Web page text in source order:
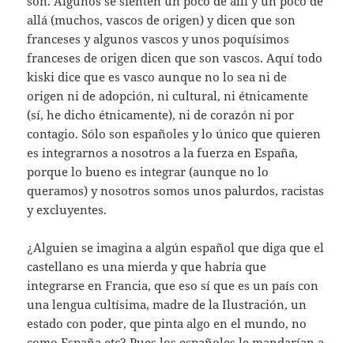
allá (muchos, vascos de origen) y dicen que son
franceses y algunos vascos y unos poquísimos
franceses de origen dicen que son vascos. Aquí todo
kiski dice que es vasco aunque no lo sea ni de
origen ni de adopción, ni cultural, ni étnicamente
(sí, he dicho étnicamente), ni de corazón ni por
contagio. Sólo son españoles y lo único que quieren
es integrarnos a nosotros a la fuerza en España,
porque lo bueno es integrar (aunque no lo
queramos) y nosotros somos unos palurdos, racistas
y excluyentes.
¿Alguien se imagina a algún español que diga que el
castellano es una mierda y que habría que
integrarse en Francia, que eso sí que es un país con
una lengua cultísima, madre de la Ilustración, un
estado con poder, que pinta algo en el mundo, no